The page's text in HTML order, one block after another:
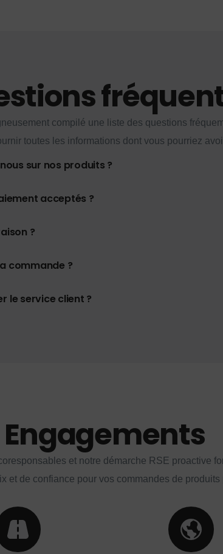
compilé une liste des questions
toutes les informations dont vous pourriez
sur nos produits ?
acceptés ?
?
commande ?
le service client ?
Engagements
et notre démarche RSE proactive
et de confiance pour vos commandes de